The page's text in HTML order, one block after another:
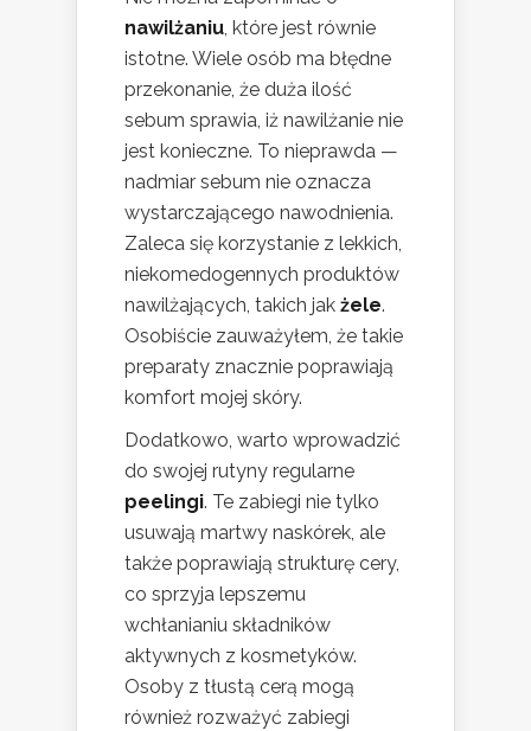
nawilżaniu, które jest równie
istotne. Wiele osób ma błędne
przekonanie, że duża ilość
sebum sprawia, iż nawilżanie nie
jest konieczne. To nieprawda —
nadmiar sebum nie oznacza
wystarczającego nawodnienia.
Zaleca się korzystanie z lekkich,
niekomedogennych produktów
nawilżających, takich jak żele.
Osobiście zauważyłem, że takie
preparaty znacznie poprawiają
komfort mojej skóry.
Dodatkowo, warto wprowadzić
do swojej rutyny regularne
peelingi. Te zabiegi nie tylko
usuwają martwy naskórek, ale
także poprawiają strukturę cery,
co sprzyja lepszemu
wchłanianiu składników
aktywnych z kosmetyków.
Osoby z tłustą cerą mogą
również rozważyć zabiegi